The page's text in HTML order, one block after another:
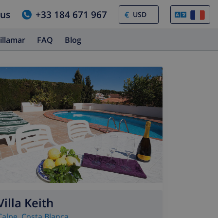
+33 184 671 967 €
FAQ Blog
Keith